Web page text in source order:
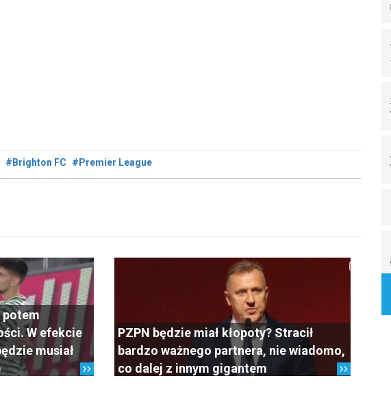
#Brighton FC #Premier League
potem
W efekcie
musiał
PZPN będzie miał kłopoty? Stracił
bardzo ważnego partnera, nie wiadomo,
co dalej z innym gigantem